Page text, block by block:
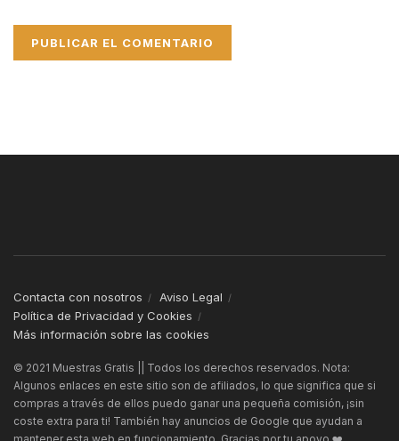
Contacta con nosotros
Aviso Legal
Política de Privacidad y Cookies
Más información sobre las cookies
© 2021 Muestras Gratis || Todos los derechos reservados. Nota:
Algunos enlaces en este sitio son de afiliados, lo que significa que si
compras a través de ellos puedo ganar una pequeña comisión, ¡sin
coste extra para ti! También hay anuncios de Google que ayudan a